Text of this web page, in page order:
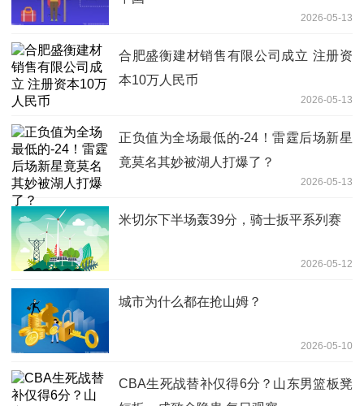
2026-05-13
合肥盛衡建材销售有限公司成立 注册资
本10万人民币
2026-05-13
正负值为全场最低的-24！雷霆后场新星
竟莫名其妙被湖人打爆了？
2026-05-13
米切尔下半场轰39分，骑士扳平系列赛
2026-05-12
城市为什么都在抢山姆？
2026-05-10
CBA生死战替补仅得6分？山东男篮板凳